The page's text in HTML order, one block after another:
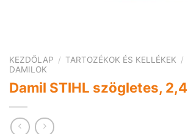
KEZDŐLAP / TARTOZÉKOK ÉS KELLÉKEK /
DAMILOK
Damil STIHL szögletes,